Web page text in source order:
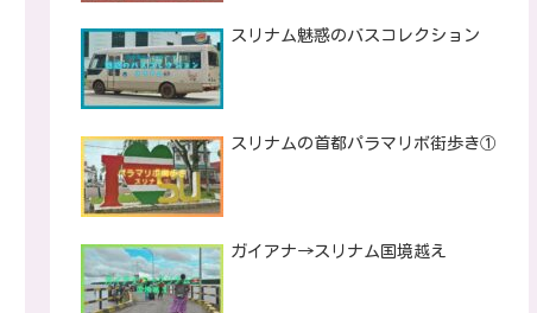
スリナム魅惑のバスコレクション
スリナムの首都パラマリボ街歩き①
ガイアナ→スリナム国境越え